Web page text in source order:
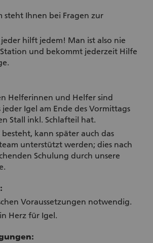
steht Ihnen bei Fragen zur
hilft jedem! Man ist also nie
und bekommt jederzeit Hilfe
Helferinnen und Helfer sind
jeder Igel am Ende des Vormittags
Stall inkl. Schlafteil hat.
besteht, kann später auch das
unterstützt werden; dies nach
Schulung durch unsere
Voraussetzungen notwendig.
Herz für Igel.